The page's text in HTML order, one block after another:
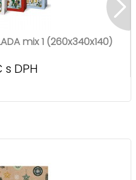
mix 1 (260x340x140)
s DPH